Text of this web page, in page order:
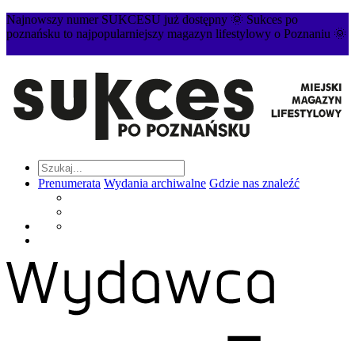
Najnowszy numer SUKCESU już dostępny 🌞 Sukces po
poznańsku to najpopularniejszy magazyn lifestylowy o Poznaniu 🌞
Prenumerata Wydania archiwalne Gdzie nas znaleźć